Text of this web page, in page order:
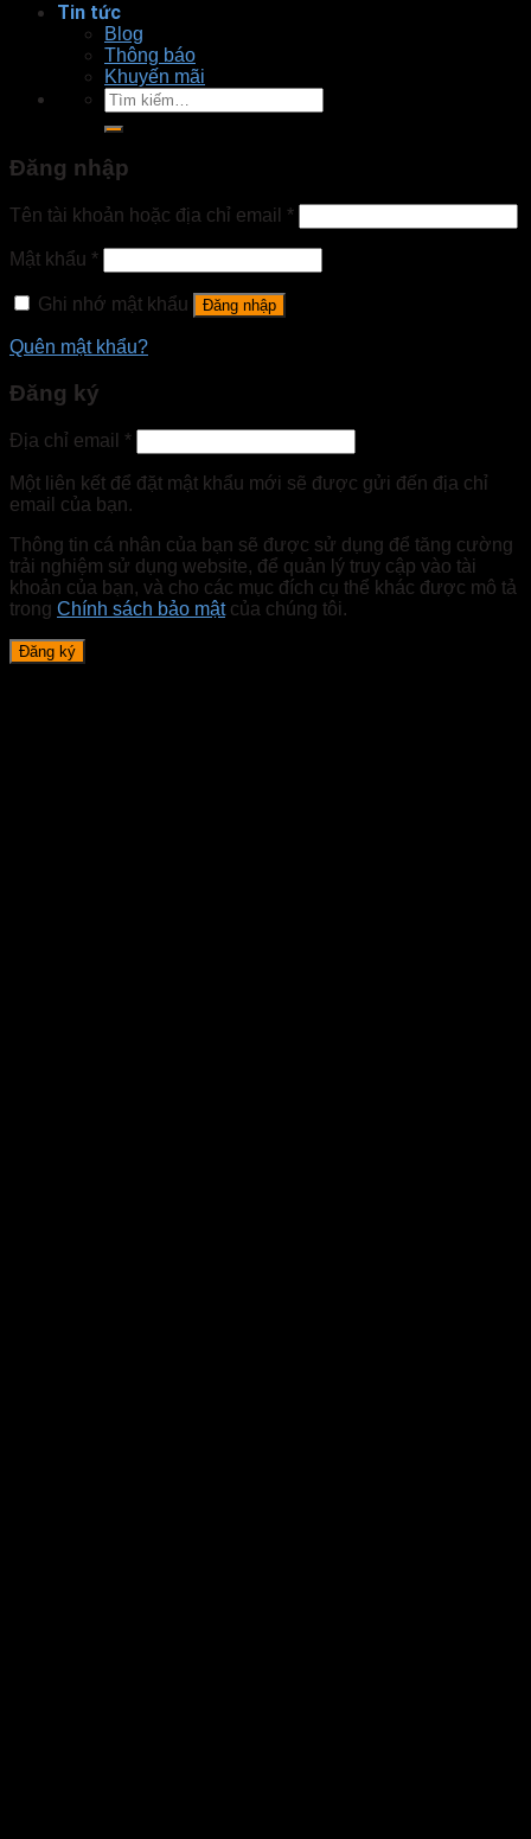
Tin tức
Blog
Thông báo
Khuyến mãi
Tìm
kiếm:
Đăng nhập
Tên tài khoản hoặc địa chỉ email *
Mật khẩu *
Ghi nhớ mật khẩu Đăng nhập
Quên mật khẩu?
Đăng ký
Địa chỉ email *
Một liên kết để đặt mật khẩu mới sẽ được gửi đến địa chỉ
email của bạn.
Thông tin cá nhân của bạn sẽ được sử dụng để tăng cường
trải nghiệm sử dụng website, để quản lý truy cập vào tài
khoản của bạn, và cho các mục đích cụ thể khác được mô tả
trong Chính sách bảo mậtcủa chúng tôi.
Đăng ký